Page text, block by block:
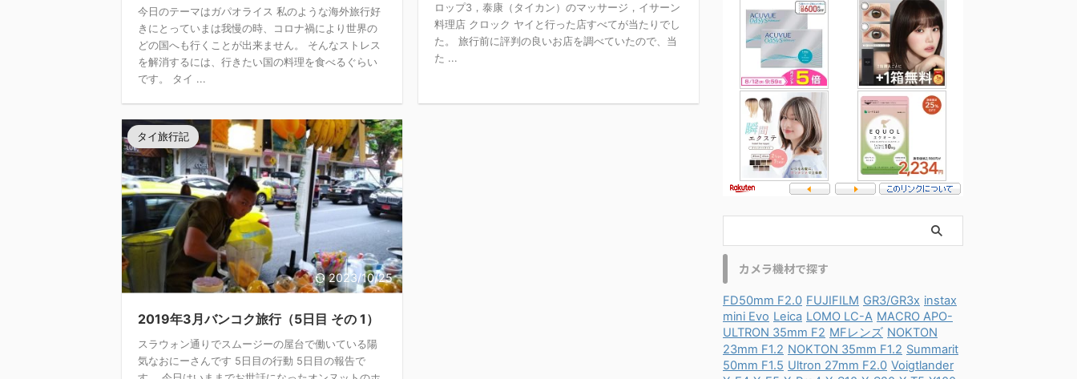
今日のテーマはガパオライス 私のような海外旅行好
きにとっていまは我慢の時、コロナ禍により世界の
どの国へも行くことが出来ません。 そんなストレス
を解消するには、行きたい国の料理を食べるぐらい
です。 タイ ...
ロップ3，泰康（タイカン）のマッサージ，イサーン
料理店 クロック ヤイと行った店すべてが当たりでし
た。 旅行前に評判の良いお店を調べていたので、当
た ...
2023/10/25
タイ旅行記
2019年3月バンコク旅行（5日目 その 1）
スラウォン通りでスムージーの屋台で働いている陽
気なおにーさんです 5日目の行動 5日目の報告で
カメラ機材で探す
FD50mm F2.0 FUJIFILM GR3/GR3x instax
mini Evo Leica LOMO LC-A MACRO APO-
ULTRON 35mm F2 MFレンズ NOKTON
23mm F1.2 NOKTON 35mm F1.2 Summarit
50mm F1.5 Ultron 27mm F2.0 Voigtlander